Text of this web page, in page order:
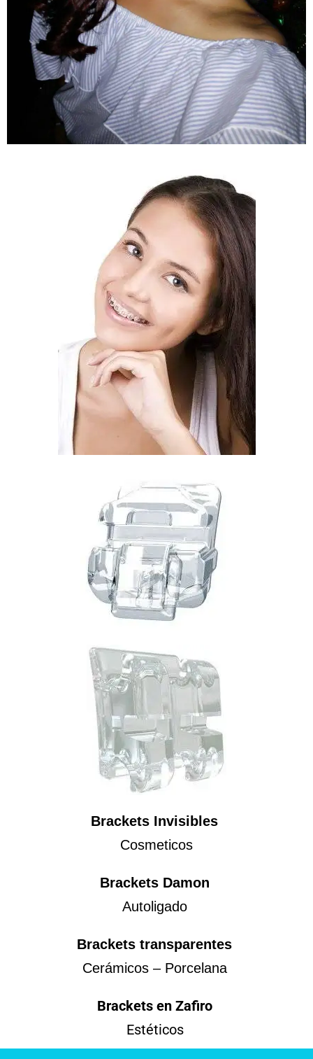
Brackets Invisibles
Cosmeticos
Brackets Damon
Autoligado
Brackets transparentes
Cerámicos – Porcelana
Brackets en Zafiro
Estéticos